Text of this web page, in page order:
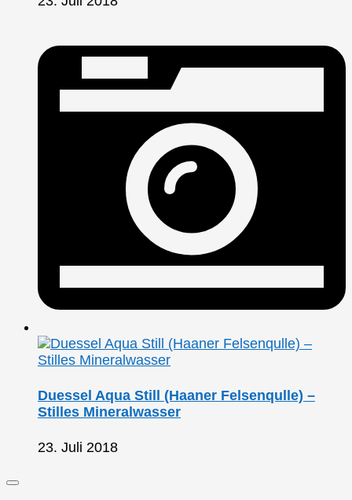
Duessel Aqua Still (Haaner Felsenqulle) –
Stilles Mineralwasser
23. Juli 2018